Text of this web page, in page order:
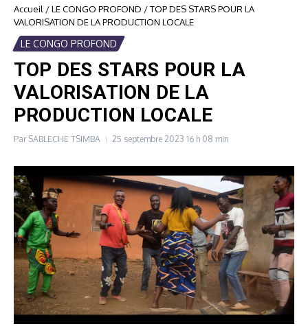
Accueil /LE CONGO PROFOND /TOP DES STARS POUR LA
VALORISATION DE LA PRODUCTION LOCALE
LE CONGO PROFOND
TOP DES STARS POUR LA
VALORISATION DE LA
PRODUCTION LOCALE
Par SABLECHE TSIMBA 25 septembre 2023 16 h 08 min